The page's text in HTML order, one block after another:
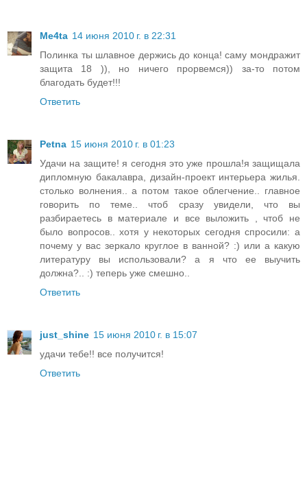
Me4ta 14 июня 2010 г. в 22:31
Полинка ты шлавное держись до конца! саму мондражит
защита 18 )), но ничего прорвемся)) за-то потом
благодать будет!!!
Ответить
Petna 15 июня 2010 г. в 01:23
Удачи на защите! я сегодня это уже прошла!я защищала
дипломную бакалавра, дизайн-проект интерьера жилья.
столько волнения.. а потом такое облегчение.. главное
говорить по теме.. чтоб сразу увидели, что вы
разбираетесь в материале и все выложить , чтоб не
было вопросов.. хотя у некоторых сегодня спросили: а
почему у вас зеркало круглое в ванной? :) или а какую
литературу вы использовали? а я что ее выучить
должна?.. :) теперь уже смешно..
Ответить
just_shine 15 июня 2010 г. в 15:07
удачи тебе!! все получится!
Ответить